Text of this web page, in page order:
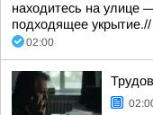
находитесь на улице
подходящее укрытие.//
02:00